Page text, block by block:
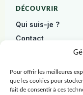
Pour offrir les meilleures
que les cookies pour
fait de consentir à ces
DÉCOUVRIR
Qui suis-je ?
Contact
Diagnostic gratuit
DÉBUTER
Construire un